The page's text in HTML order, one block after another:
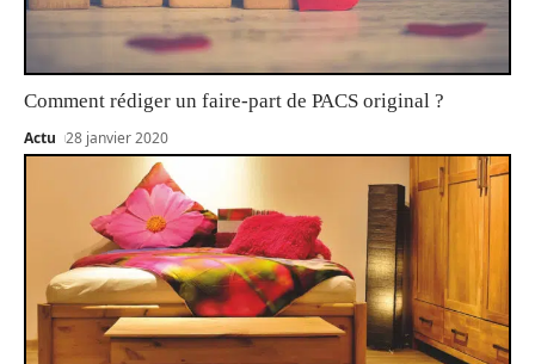
Comment rédiger un faire-part de PACS original ?
Actu 28 janvier 2020